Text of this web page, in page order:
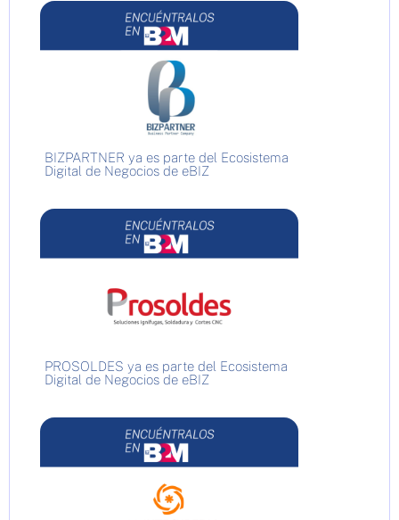
BIZPARTNER ya es parte del Ecosistema
Digital de Negocios de eBIZ
PROSOLDES ya es parte del Ecosistema
Digital de Negocios de eBIZ